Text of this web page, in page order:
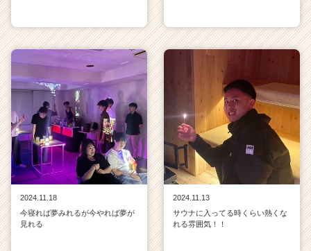
2024.11.18
今寝れば夢みれるが今やれば夢が
見れる
2024.11.13
サウナに入ってる時くらい熱くな
れる雰囲気！！